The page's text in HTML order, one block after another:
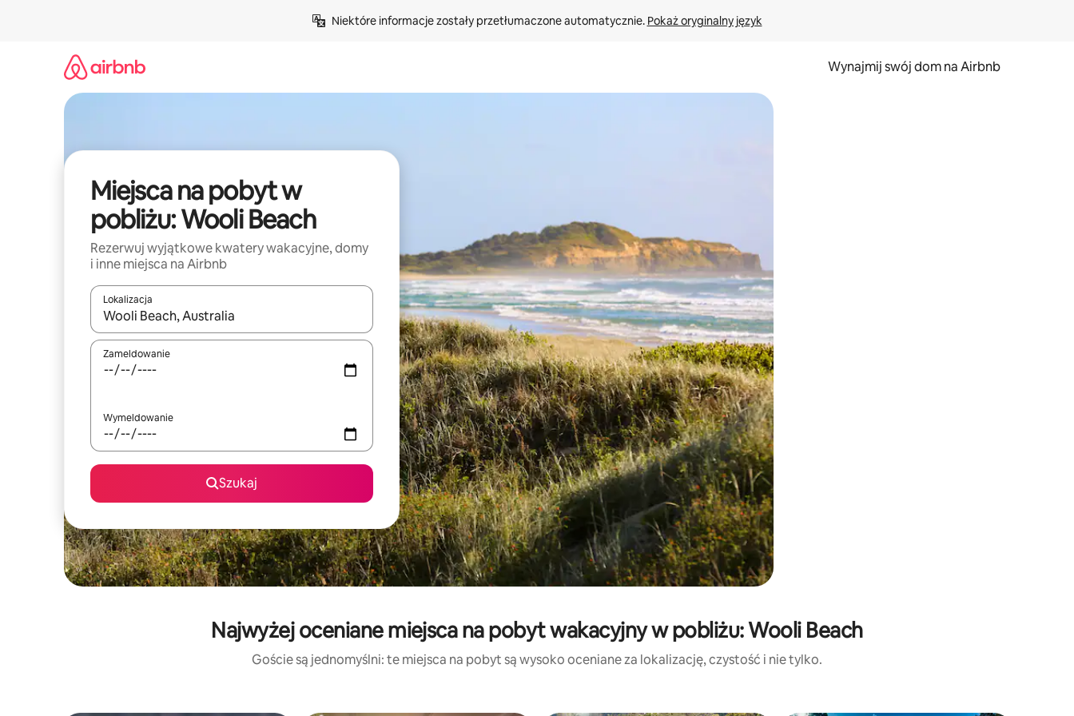
Niektóre informacje zostały przetłumaczone automatycznie. Pokaż oryginalny język
Wynajmij swój dom na Airbnb
Miejsca na pobyt w
pobliżu: Wooli Beach
Rezerwuj wyjątkowe kwatery wakacyjne, domy
i inne miejsca na Airbnb
Lokalizacja
Gdy wyniki będą dostępne, możesz poruszać się po nich za pomocą klawiszy strzałek w górę i w dół lub przeglądać je za pomocą gestów dotykowych lub przesuwania.
Zameldowanie
Wymeldowanie
Szukaj
Najwyżej oceniane miejsca na pobyt wakacyjny w pobliżu: Wooli Beach
Goście są jednomyślni: te miejsca na pobyt są wysoko oceniane za lokalizację, czystość i nie tylko.